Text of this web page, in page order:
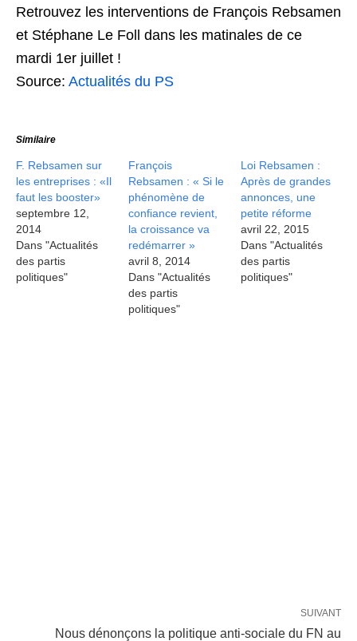
Retrouvez les interventions de François Rebsamen
et Stéphane Le Foll dans les matinales de ce
mardi 1er juillet !
Source: Actualités du PS
Similaire
F. Rebsamen sur
les entreprises : «Il
faut les booster»
septembre 12,
2014
Dans "Actualités
des partis
politiques"
François
Rebsamen : « Si le
phénomène de
confiance revient,
la croissance va
redémarrer »
avril 8, 2014
Dans "Actualités
des partis
politiques"
Loi Rebsamen :
Après de grandes
annonces, une
petite réforme
avril 22, 2015
Dans "Actualités
des partis
politiques"
SUIVANT
Nous dénonçons la politique anti-sociale du FN au